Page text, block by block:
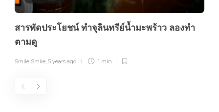
สารพัดประโยชน์ ทำจุลินทรีย์น้ำมะพร้าว ลองทำ
ตามดู
Smile Smile 5 years ago 1 min